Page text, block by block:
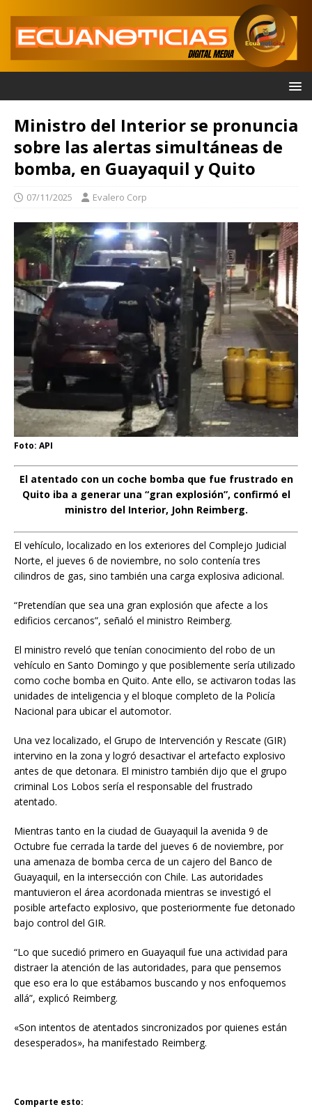
Ministro del Interior se pronuncia
sobre las alertas simultáneas de
bomba, en Guayaquil y Quito
07/11/2025 Evalero Corp
Foto: API
El atentado con un coche bomba que fue frustrado en
Quito iba a generar una “gran explosión”, confirmó el
ministro del Interior, John Reimberg.
El vehículo, localizado en los exteriores del Complejo Judicial
Norte, el jueves 6 de noviembre, no solo contenía tres
cilindros de gas, sino también una carga explosiva adicional.
“Pretendían que sea una gran explosión que afecte a los
edificios cercanos”, señaló el ministro Reimberg.
El ministro reveló que tenían conocimiento del robo de un
vehículo en Santo Domingo y que posiblemente sería utilizado
como coche bomba en Quito. Ante ello, se activaron todas las
unidades de inteligencia y el bloque completo de la Policía
Nacional para ubicar el automotor.
Una vez localizado, el Grupo de Intervención y Rescate (GIR)
intervino en la zona y logró desactivar el artefacto explosivo
antes de que detonara. El ministro también dijo que el grupo
criminal Los Lobos sería el responsable del frustrado
atentado.
Mientras tanto en la ciudad de Guayaquil la avenida 9 de
Octubre fue cerrada la tarde del jueves 6 de noviembre, por
una amenaza de bomba cerca de un cajero del Banco de
Guayaquil, en la intersección con Chile. Las autoridades
mantuvieron el área acordonada mientras se investigó el
posible artefacto explosivo, que posteriormente fue detonado
bajo control del GIR.
“Lo que sucedió primero en Guayaquil fue una actividad para
distraer la atención de las autoridades, para que pensemos
que eso era lo que estábamos buscando y nos enfoquemos
allá”, explicó Reimberg.
«Son intentos de atentados sincronizados por quienes están
desesperados», ha manifestado Reimberg.
Comparte esto: